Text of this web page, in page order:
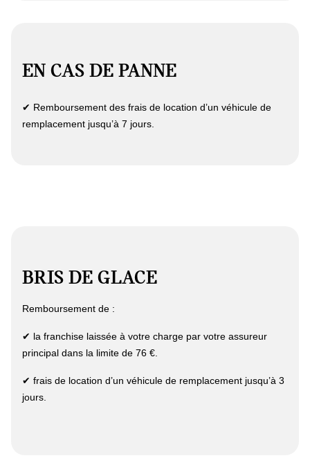
EN CAS DE PANNE
✔ Remboursement des frais de location d’un véhicule de
remplacement jusqu’à 7 jours.
BRIS DE GLACE
Remboursement de :
✔ la franchise laissée à votre charge par votre assureur
principal dans la limite de 76 €.
✔ frais de location d’un véhicule de remplacement jusqu’à 3
jours.